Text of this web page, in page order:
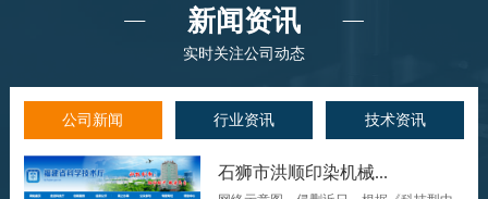
新闻资讯
实时关注公司动态
公司新闻 行业资讯 技术资讯
石狮市洪顺印染机械...